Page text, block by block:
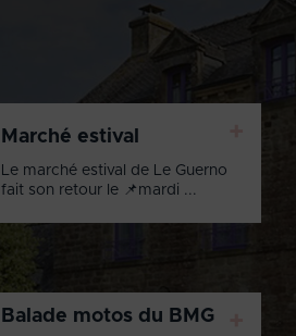
Marché estival
Le marché estival de Le Guerno
fait son retour le 📌mardi ...
Balade motos du BMG